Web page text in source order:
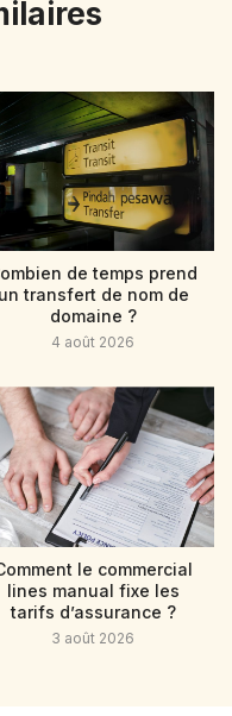
de temps prend
un transfert de nom de
domaine ?
4 août 2026
le commercial
lines manual fixe les
tarifs d’assurance ?
3 août 2026